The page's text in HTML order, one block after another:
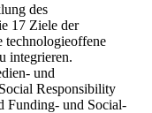
des
17 Ziele der
technologieoffene
integrieren.
und
Responsibility
Funding- und Social-